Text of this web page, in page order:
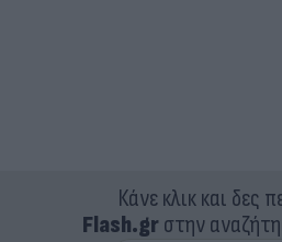
Κάνε κλικ και δες
Flash.grστην